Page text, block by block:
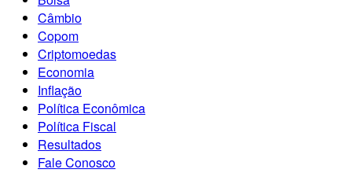
Câmbio
Copom
Criptomoedas
Economia
Inflação
Política Econômica
Política Fiscal
Resultados
Fale Conosco